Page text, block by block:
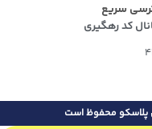
سریع
کد رهگیری
پلاسکو محفوظ است